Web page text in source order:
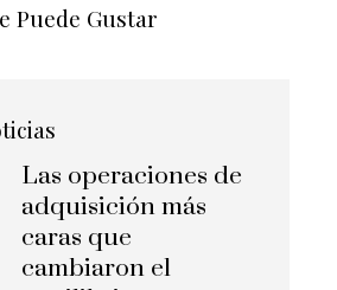
Puede Gustar
Las operaciones de
adquisición más
caras que
cambiaron el